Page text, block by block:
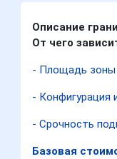
Описание
От чего
- Площадь зоны
- Конфигурация
- Срочность
Базовая